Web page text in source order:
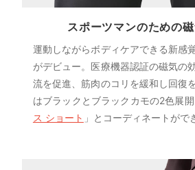
スポーツマンのための
運動しながらボディケアできる新感
がデビュー。医療機器認証の磁気の
流を促進、筋肉のコリを緩和し回復
はブラックとブラックカモの2色展
ス ショート 」とコーディネートがで